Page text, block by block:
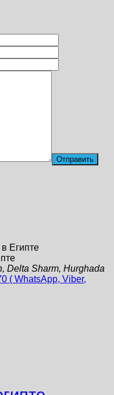
Delta Sharm, Hurghada
( WhatsApp, Viber,